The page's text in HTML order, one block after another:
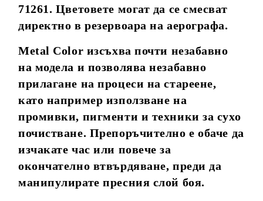
71261. Цветовете могат да се смесват
директно в резервоара на аерографа.
Metal Color изсъхва почти незабавно
на модела и позволява незабавно
прилагане на процеси на стареене,
като например използване на
промивки, пигменти и техники за сухо
почистване. Препоръчително е обаче да
изчакате час или повече за
окончателно втвърдяване, преди да
манипулирате пресния слой боя.